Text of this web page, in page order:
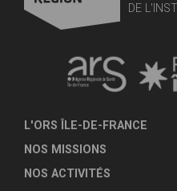
DE
L'ORS ÎLE-DE-FRANCE
NOS MISSIONS
NOS ACTIVITÉS